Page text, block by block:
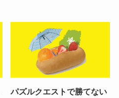
パズルクエストで勝てない